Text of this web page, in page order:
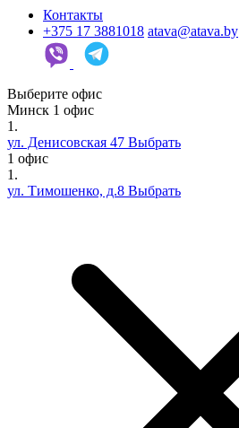
Контакты
+375 17 3881018 atava@atava.by
Выберите офис
Минск 1 офис
1.
ул. Денисовская 47 Выбрать
1 офис
1.
ул. Тимошенко, д.8 Выбрать